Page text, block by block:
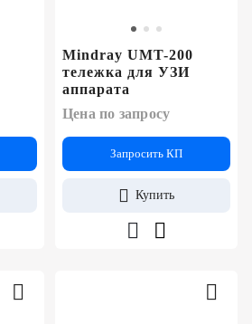
Mindray UMT-200
тележка для УЗИ
аппарата
Цена по запросу
Запросить КП
Купить